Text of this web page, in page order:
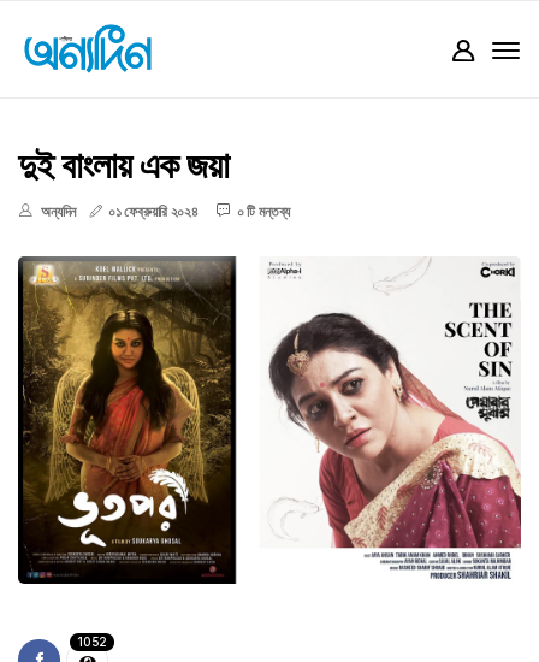
দুই বাংলায় এক জয়া
অন্যদিন ০১ ফেব্রুয়ারি ২০২৪ ০ টি মন্তব্য
1052